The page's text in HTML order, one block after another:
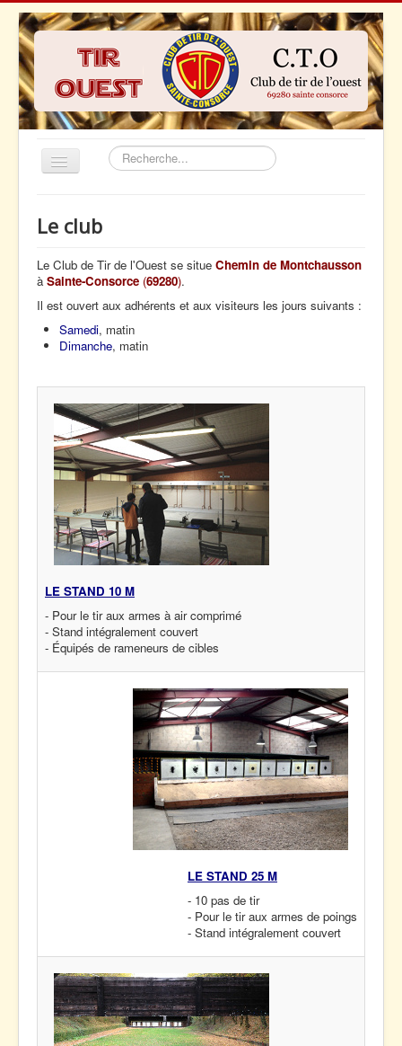
Rechercher
Basculer
la
Actualités
Le club
Nos sponsors
Le club
Le Club de Tir de l'Ouest se situe Chemin de Montchausson
à Sainte-Consorce (69280).
Il est ouvert aux adhérents et aux visiteurs les jours suivants :
Samedi, matin
Dimanche, matin
LE STAND 10 M
- Pour le tir aux armes à air comprimé
- Stand intégralement couvert
- Équipés de rameneurs de cibles
LE STAND 25 M
- 10 pas de tir
- Pour le tir aux armes de poings
- Stand intégralement couvert